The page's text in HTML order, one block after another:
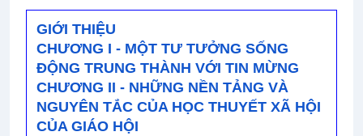
GIỚI THIỆU
CHƯƠNG I - MỘT TƯ TƯỞNG SỐNG
ĐỘNG TRUNG THÀNH VỚI TIN MỪNG
CHƯƠNG II - NHỮNG NỀN TẢNG VÀ
NGUYÊN TẮC CỦA HỌC THUYẾT XÃ HỘI
CỦA GIÁO HỘI